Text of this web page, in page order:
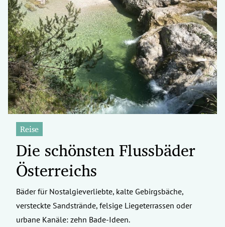
Reise
Die schönsten Flussbäder
Österreichs
Bäder für Nostalgieverliebte, kalte Gebirgsbäche,
versteckte Sandstrände, felsige Liegeterrassen oder
urbane Kanäle: zehn Bade-Ideen.